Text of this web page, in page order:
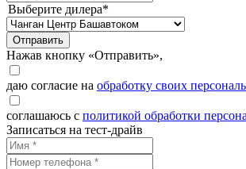
Выберите дилера*
Отправить
Нажав кнопку «Отправить»,
даю согласие на обработку своих
соглашаюсь с политикой обработки
Записаться на тест-драйв